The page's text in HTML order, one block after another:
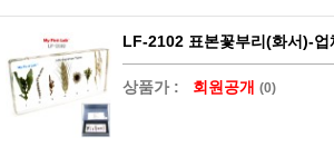
LF-2102 표본꽃부리(화서)-업
상품가 : 회원공개 (0)